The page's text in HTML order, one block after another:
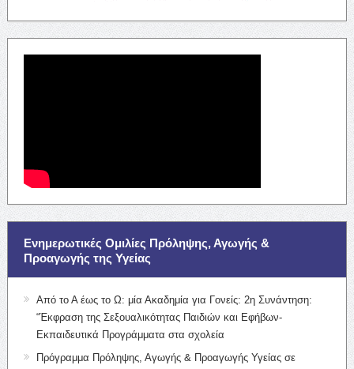
Ενημερωτικές Ομιλίες Πρόληψης, Αγωγής &
Προαγωγής της Υγείας
Από το Α έως το Ω: μία Ακαδημία για Γονείς: 2η Συνάντηση:
“Έκφραση της Σεξουαλικότητας Παιδιών και Εφήβων-
Εκπαιδευτικά Προγράμματα στα σχολεία
Πρόγραμμα Πρόληψης, Αγωγής & Προαγωγής Υγείας σε